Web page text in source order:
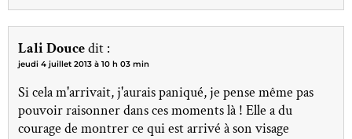
Lali Doucedit :
jeudi 4 juillet 2013 à 10 h 03 min
Si cela m'arrivait, j'aurais paniqué, je pense même pas
pouvoir raisonner dans ces moments là ! Elle a du
courage de montrer ce qui est arrivé à son visage